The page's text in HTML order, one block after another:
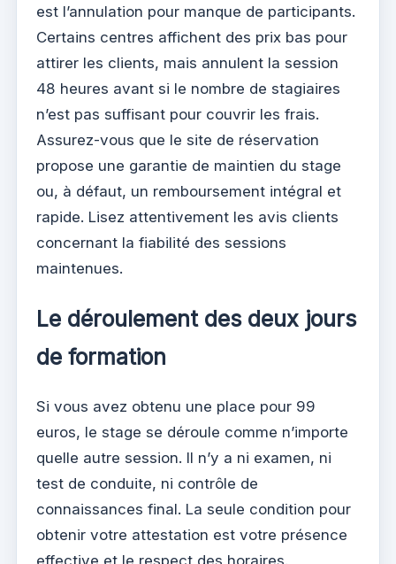
est l’annulation pour manque de participants.
Certains centres affichent des prix bas pour
attirer les clients, mais annulent la session
48 heures avant si le nombre de stagiaires
n’est pas suffisant pour couvrir les frais.
Assurez-vous que le site de réservation
propose une garantie de maintien du stage
ou, à défaut, un remboursement intégral et
rapide. Lisez attentivement les avis clients
concernant la fiabilité des sessions
maintenues.
Le déroulement des deux jours
de formation
Si vous avez obtenu une place pour 99
euros, le stage se déroule comme n’importe
quelle autre session. Il n’y a ni examen, ni
test de conduite, ni contrôle de
connaissances final. La seule condition pour
obtenir votre attestation est votre présence